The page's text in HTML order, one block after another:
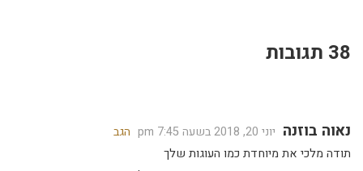
38 תגובות
נאוה בוזנה יוני 20, 2018 בשעה 7:45 pm
הגב
תודה מלכי את מיוחדת כמו העוגות שלך